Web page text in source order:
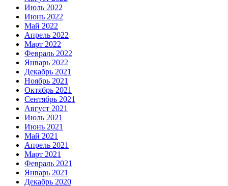
Июль 2022
Июнь 2022
Май 2022
Апрель 2022
Март 2022
Февраль 2022
Январь 2022
Декабрь 2021
Ноябрь 2021
Октябрь 2021
Сентябрь 2021
Август 2021
Июль 2021
Июнь 2021
Май 2021
Апрель 2021
Март 2021
Февраль 2021
Январь 2021
Декабрь 2020